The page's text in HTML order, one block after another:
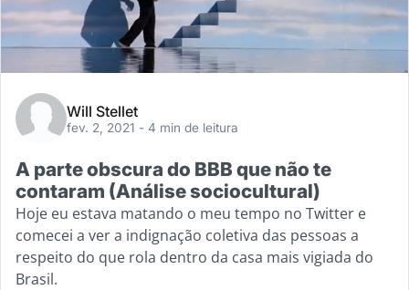
Will Stellet
fev. 2, 2021 - 4 min de leitura
A parte obscura do BBB que não te
contaram (Análise sociocultural)
Hoje eu estava matando o meu tempo no Twitter e
comecei a ver a indignação coletiva das pessoas a
respeito do que rola dentro da casa mais vigiada do
Brasil.